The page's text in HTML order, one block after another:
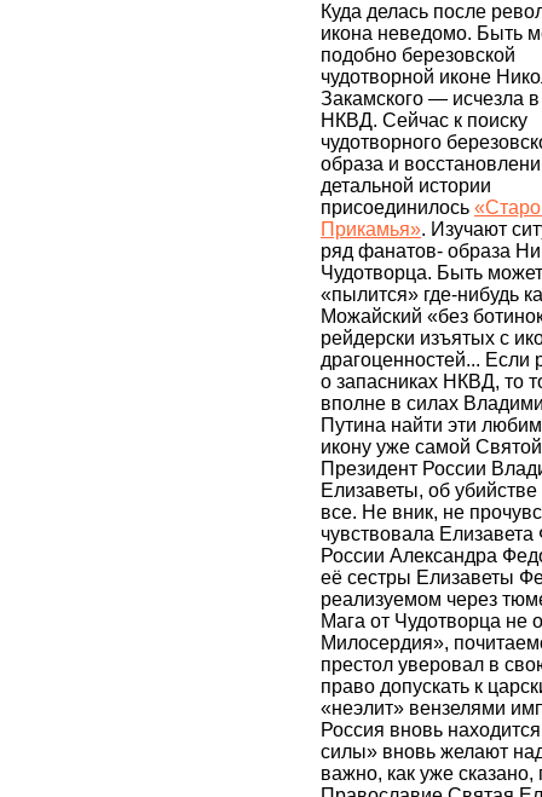
Куда делась после
икона неведомо. Быть
подобно березовской
чудотворной иконе
Закамского — исчезла в
НКВД. Сейчас к поиску
чудотворного
образа и
детальной истории
присоединилось
Прикамья». Изучают
ряд фанатов- образа
Чудотворца. Быть может
«пылится» где-нибудь
Можайский «без
рейдерски изъятых с
драгоценностей... Если
о запасниках НКВД, то
вполне в силах
Путина найти эти
икону уже самой
Президент России
Елизаветы, об
все. Не вник, не
чувствовала
России Александра
её сестры Елизаветы
реализуемом через
Мага от Чудотворца не
Милосердия»,
престол уверовал в
право допускать к
«неэлит» вензелями
Россия вновь
силы» вновь желают
важно, как уже сказано,